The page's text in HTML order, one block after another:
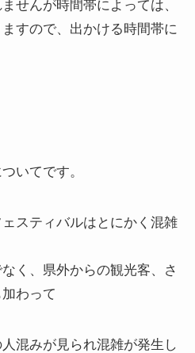
せんが時間帯によっては、
すので、出かける時間帯に
いてです。
スティバルはとにかく混雑
く、県外からの観光客、さ
わって
混みが見られ混雑が発生し